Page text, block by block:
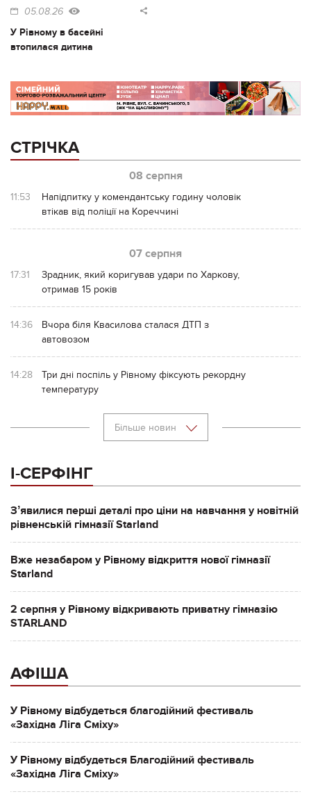
05.08.26
У Рівному в басейні
втопилася дитина
СТРІЧКА
08 серпня
11:53
Напідпитку у комендантську годину чоловік
втікав від поліції на Кореччині
07 серпня
17:31
Зрадник, який коригував удари по Харкову,
отримав 15 років
14:36
Вчора біля Квасилова сталася ДТП з
автовозом
14:28
Три дні поспіль у Рівному фіксують рекордну
температуру
Більше новин
І-СЕРФІНГ
Зʼявилися перші деталі про ціни на навчання у новітній
рівненській гімназії Starland
Вже незабаром у Рівному відкриття нової гімназії
Starland
2 серпня у Рівному відкривають приватну гімназію
STARLAND
АФІША
У Рівному відбудеться благодійний фестиваль
«Західна Ліга Сміху»
У Рівному відбудеться Благодійний фестиваль
«Західна Ліга Сміху»